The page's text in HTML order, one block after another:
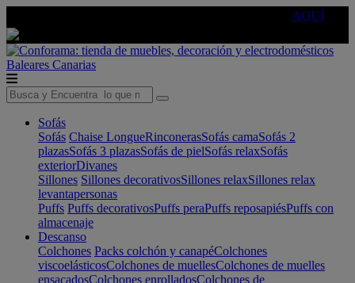
AQUÍ
Baleares Canarias
Sofás
Sofás Chaise LongueRinconerasSofás camaSofás 2
plazasSofás 3 plazasSofás de pielSofás relaxSofás
exteriorDivanes
Sillones Sillones decorativosSillones relaxSillones relax
levantapersonas
Puffs Puffs decorativosPuffs peraPuffs reposapiésPuffs con
almacenaje
Descanso
Colchones Packs colchón y canapéColchones
viscoelásticosColchones de muellesColchones de muelles
ensacadosColchones enrolladosColchones de